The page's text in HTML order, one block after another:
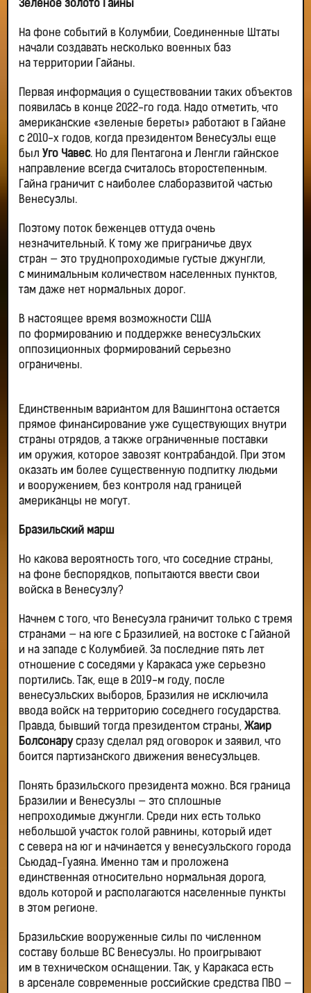
Зеленое золото Гайны
На фоне событий в Колумбии, Соединенные Штаты
начали создавать несколько военных баз
на территории Гайаны.
Первая информация о существовании таких объектов
появилась в конце 2022-го года. Надо отметить, что
американские «зеленые береты» работают в Гайане
с 2010-х годов, когда президентом Венесуэлы еще
был Уго Чавес. Но для Пентагона и Ленгли гайнское
направление всегда считалось второстепенным.
Гайна граничит с наиболее слаборазвитой частью
Венесуэлы.
Поэтому поток беженцев оттуда очень
незначительный. К тому же приграничье двух
стран — это труднопроходимые густые джунгли,
с минимальным количеством населенных пунктов,
там даже нет нормальных дорог.
В настоящее время возможности США
по формированию и поддержке венесуэльских
оппозиционных формирований серьезно
ограничены.
Единственным вариантом для Вашингтона остается
прямое финансирование уже существующих внутри
страны отрядов, а также ограниченные поставки
им оружия, которое завозят контрабандой. При этом
оказать им более существенную подпитку людьми
и вооружением, без контроля над границей
американцы не могут.
Бразильский марш
Но какова вероятность того, что соседние страны,
на фоне беспорядков, попытаются ввести свои
войска в Венесуэлу?
Начнем с того, что Венесуэла граничит только с тремя
странами — на юге с Бразилией, на востоке с Гайаной
и на западе с Колумбией. За последние пять лет
отношение с соседями у Каракаса уже серьезно
портились. Так, еще в 2019-м году, после
венесуэльских выборов, Бразилия не исключила
ввода войск на территорию соседнего государства.
Правда, бывший тогда президентом страны, Жаир
Болсонарусразу сделал ряд оговорок и заявил, что
боится партизанского движения венесуэльцев.
Понять бразильского президента можно. Вся граница
Бразилии и Венесуэлы — это сплошные
непроходимые джунгли. Среди них есть только
небольшой участок голой равнины, который идет
с севера на юг и начинается у венесуэльского города
Сьюдад-Гуаяна. Именно там и проложена
единственная относительно нормальная дорога,
вдоль которой и располагаются населенные пункты
в этом регионе.
Бразильские вооруженные силы по численном
составу больше ВС Венесуэлы. Но проигрывают
им в техническом оснащении. Так, у Каракаса есть
в арсенале современные российские средства ПВО —